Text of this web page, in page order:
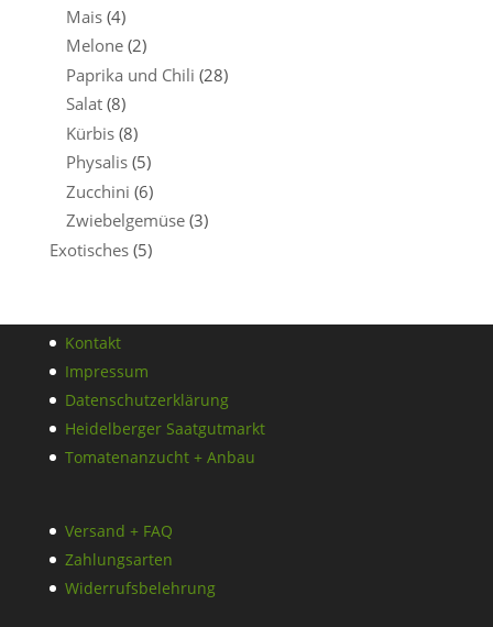
Mais (4)
Melone (2)
Paprika und Chili (28)
Salat (8)
Kürbis (8)
Physalis (5)
Zucchini (6)
Zwiebelgemüse (3)
Exotisches (5)
Kontakt
Impressum
Datenschutzerklärung
Heidelberger Saatgutmarkt
Tomatenanzucht + Anbau
Versand + FAQ
Zahlungsarten
Widerrufsbelehrung